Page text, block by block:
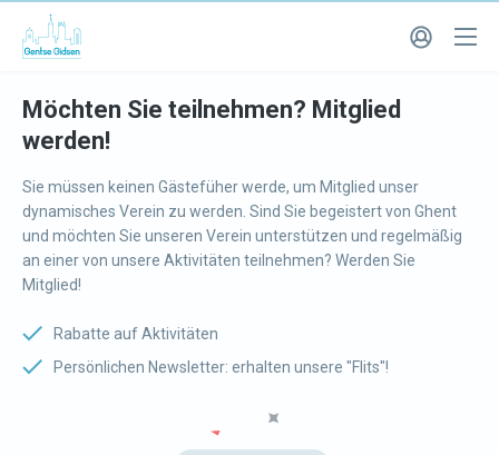
Möchten Sie teilnehmen? Mitglied
werden!
Sie müssen keinen Gästefüher werde, um Mitglied unser
dynamisches Verein zu werden. Sind Sie begeistert von Ghent
und möchten Sie unseren Verein unterstützen und regelmäßig
an einer von unsere Aktivitäten teilnehmen? Werden Sie
Mitglied!
Rabatte auf Aktivitäten
Persönlichen Newsletter: erhalten unsere "Flits"!